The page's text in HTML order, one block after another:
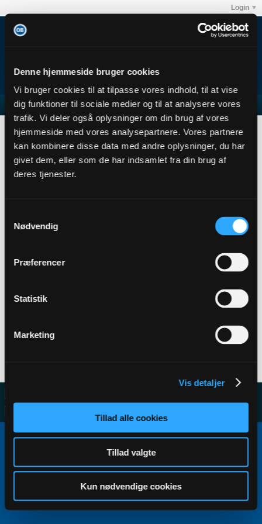
Denne hjemmeside bruger cookies
Vi bruger cookies til at tilpasse vores indhold, til at vise
dig funktioner til sociale medier og til at analysere vores
trafik. Vi deler også oplysninger om din brug af vores
hjemmeside med vores analysepartnere. Vores partnere
kan kombinere disse data med andre oplysninger, du har
givet dem, eller som de har indsamlet fra din brug af
deres tjenester.
Nødvendig
Præferencer
Statistik
Marketing
Vis detaljer
Tillad alle cookies
Tillad valgte
Kun nødvendige cookies
Login
User Profile
Jepper
Senior Member
0
0
Copyright ©2000 - 2026, Jelsoft Enterprises Ltd.
All times are GMT+1. This page was generated at 11:20.